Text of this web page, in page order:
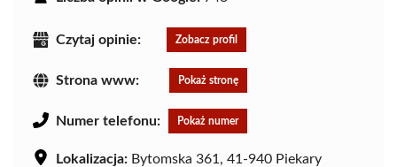
Czytaj opinie: Zobacz profil
Strona www: Pokaż stronę
Numer telefonu: Pokaż numer
Lokalizacja: Bytomska 361, 41-940 Piekary